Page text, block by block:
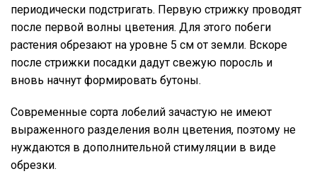
периодически подстригать. Первую стрижку проводят
после первой волны цветения. Для этого побеги
растения обрезают на уровне 5 см от земли. Вскоре
после стрижки посадки дадут свежую поросль и
вновь начнут формировать бутоны.
Современные сорта лобелий зачастую не имеют
выраженного разделения волн цветения, поэтому не
нуждаются в дополнительной стимуляции в виде
обрезки.